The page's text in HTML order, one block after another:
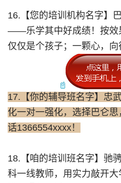
16.【您的培训机构名字】
——乐学其中好成绩！按效
仅仅是个孩子；一颗心，向
17.【你的辅导班名字】忠
化一对一强化，选择巴仑
话1366554xxxx！
18.【咱的培训班名字】驰
科一线教师，用实力敲开